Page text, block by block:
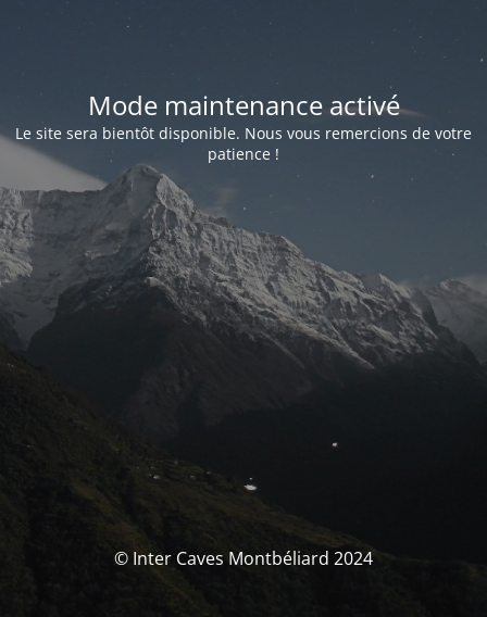
Mode maintenance activé
Le site sera bientôt disponible. Nous vous remercions de votre
patience !
© Inter Caves Montbéliard 2024